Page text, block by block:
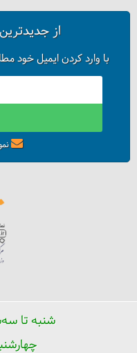
از
با وارد کردن ایمیل خود
شنبه تا سه‌شنبه
چهارشنبه ۸:۴۵ تا